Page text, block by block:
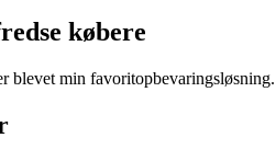
købere
blevet min